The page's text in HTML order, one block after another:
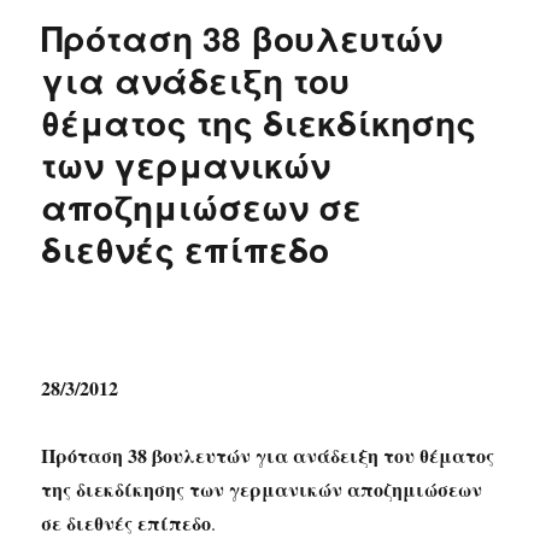
Πρόταση 38 βουλευτών
για ανάδειξη του
θέματος της διεκδίκησης
των γερμανικών
αποζημιώσεων σε
διεθνές επίπεδο
28/3/2012
Πρόταση 38 βουλευτών για ανάδειξη του θέματος
της διεκδίκησης των γερμανικών αποζημιώσεων
σε διεθνές επίπεδο.